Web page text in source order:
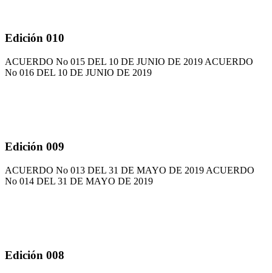
Edición 010
ACUERDO No 015 DEL 10 DE JUNIO DE 2019 ACUERDO
No 016 DEL 10 DE JUNIO DE 2019
Edición 009
ACUERDO No 013 DEL 31 DE MAYO DE 2019 ACUERDO
No 014 DEL 31 DE MAYO DE 2019
Edición 008